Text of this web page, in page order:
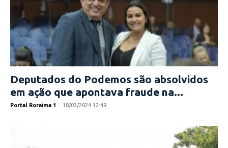
Deputados do Podemos são absolvidos
em ação que apontava fraude na...
Portal Roraima 1 - 18/03/2024 12:49